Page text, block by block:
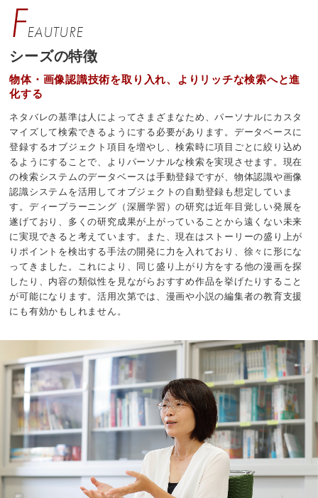
FEAUTURE
シーズの特徴
物体・画像認識技術を取り入れ、よりリッチな検索へと進
化する
ネタバレの基準は人によってさまざまなため、パーソナルにカスタ
マイズして検索できるようにする必要があります。データベースに
登録するオブジェクト項目を増やし、検索時に項目ごとに絞り込め
るようにすることで、よりパーソナルな検索を実現させます。現在
の検索システムのデータベースは手動登録ですが、物体認識や画像
認識システムを活用してオブジェクトの自動登録も想定していま
す。ディープラーニング（深層学習）の研究は近年目覚しい発展を
遂げており、多くの研究成果が上がっていることから遠くない未来
に実現できると考えています。また、現在はストーリーの盛り上が
りポイントを検出する手法の開発に力を入れており、徐々に形にな
ってきました。これにより、同じ盛り上がり方をする他の漫画を探
したり、内容の類似性を見ながらおすすめ作品を挙げたりすること
が可能になります。活用次第では、漫画や小説の編集者の教育支援
にも有効かもしれません。